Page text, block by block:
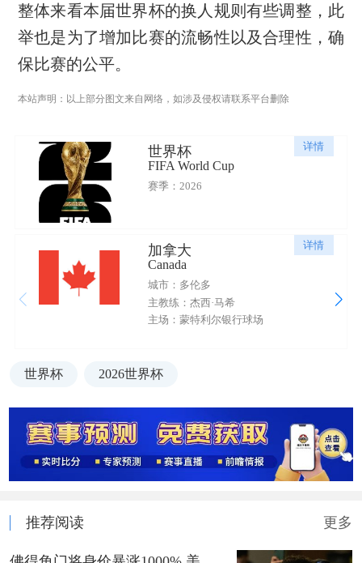
整体来看本届世界杯的换人规则有些调整，此
举也是为了增加比赛的流畅性以及合理性，确
保比赛的公平。
本站声明：以上部分图文来自网络，如涉及侵权请联系平台删除
详情
世界杯
FIFA World Cup
赛季：2026
详情
加拿大
Canada
城市：多伦多
主教练：杰西·马希
主场：蒙特利尔银行球场
世界杯 2026世界杯
推荐阅读 更多